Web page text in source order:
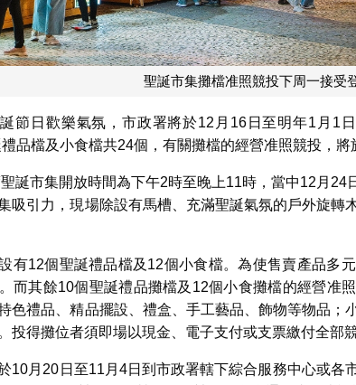
聖誕市集攤檔准照競投下周一接受
節日歡樂氣氛，市政署將於12月16日至明年1月1
品檔及小食檔共24個，有關攤檔的經營准照競投，將
誕市集開放時間為下午2時至晚上11時，當中12月24
吸引力，現場除設有馬槽、充滿聖誕氣氛的戶外旋轉
有12個聖誕禮品檔及12個小食檔。為使售賣產品多
而其餘10個聖誕禮品攤檔及12個小食攤檔的經營准
色禮品、精品擺設、禮盒、手工藝品、飾物等物品；
投得攤位者須即場以現金、電子支付或支票繳付全部競
10月20日至11月4日到市政署轄下綜合服務中心或各